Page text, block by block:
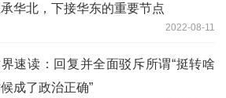
承华北，下接华东的重要节点
2022-08-11
速读：回复并全面驳斥所谓“挺转啥
成了政治正确”